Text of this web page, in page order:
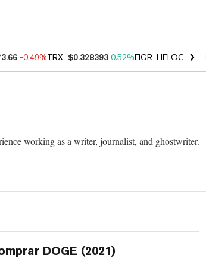
-0.49%TRX $0.328393 0.52%FIGR_HELOC
working as a writer, journalist, and ghostwriter.
DOGE (2021)